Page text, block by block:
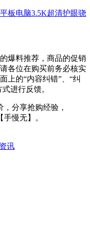
板电脑3.5K超清护眼骁
爆料推荐，商品的促销
各位在购买前务必核实
上的“内容纠错”、“纠
进行反馈。
分享抢购经验，
慢无】。
讯